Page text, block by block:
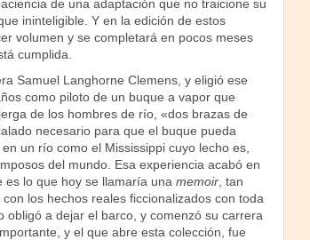
de una adaptación que no traicione su
ininteligible. Y en la edición de estos
volumen y se completará en pocos meses
cumplida.
Samuel Langhorne Clemens, y eligió ese
como piloto de un buque a vapor que
de los hombres de río, «dos brazas de
necesario para que el buque pueda
un río como el Mississippi cuyo lecho es,
del mundo. Esa experiencia acabó en
es lo que hoy se llamaría una memoir, tan
los hechos reales ficcionalizados con toda
obligó a dejar el barco, y comenzó su carrera
y el que abre esta colección, fue